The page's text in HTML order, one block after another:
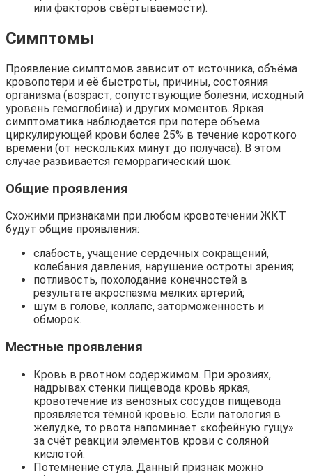
или факторов свёртываемости).
Симптомы
Проявление симптомов зависит от источника, объёма
кровопотери и её быстроты, причины, состояния
организма (возраст, сопутствующие болезни, исходный
уровень гемоглобина) и других моментов. Яркая
симптоматика наблюдается при потере объема
циркулирующей крови более 25% в течение короткого
времени (от нескольких минут до получаса). В этом
случае развивается геморрагический шок.
Общие проявления
Схожими признаками при любом кровотечении ЖКТ
будут общие проявления:
слабость, учащение сердечных сокращений,
колебания давления, нарушение остроты зрения;
потливость, похолодание конечностей в
результате акроспазма мелких артерий;
шум в голове, коллапс, заторможенность и
обморок.
Местные проявления
Кровь в рвотном содержимом. При эрозиях,
надрывах стенки пищевода кровь яркая,
кровотечение из венозных сосудов пищевода
проявляется тёмной кровью. Если патология в
желудке, то рвота напоминает «кофейную гущу»
за счёт реакции элементов крови с соляной
кислотой.
Потемнение стула. Данный признак можно